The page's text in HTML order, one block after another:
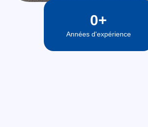
Années d'expérience
0+